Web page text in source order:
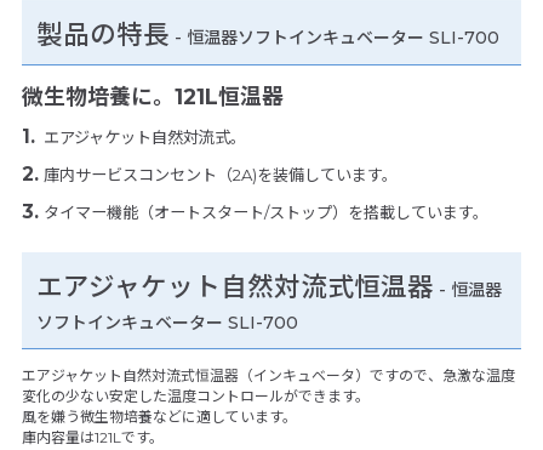
製品の特長 - 恒温器ソフトインキュベーター SLI-700
微生物培養に。121L恒温器
エアジャケット自然対流式。
庫内サービスコンセント（2A)を装備しています。
タイマー機能（オートスタート/ストップ）を搭載しています。
エアジャケット自然対流式恒温器 - 恒温器
ソフトインキュベーター SLI-700
エアジャケット自然対流式恒温器（インキュベータ）ですので、急激な温度
変化の少ない安定した温度コントロールができます。
風を嫌う微生物培養などに適しています。
庫内容量は121Lです。